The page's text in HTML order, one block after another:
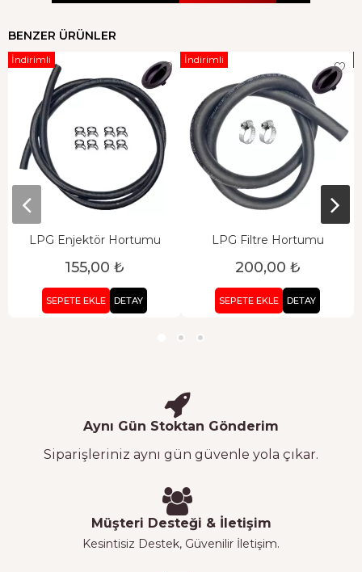
BENZER ÜRÜNLER
LPG Enjektör Hortumu
155,00 ₺
SEPETE EKLE DETAY
İndirimli
LPG Filtre Hortumu
200,00 ₺
SEPETE EKLE DETAY
İndirimli
Aynı Gün Stoktan Gönderim
Siparişleriniz aynı gün güvenle yola çıkar.
Müşteri Desteği & İletişim
Kesintisiz Destek, Güvenilir İletişim.